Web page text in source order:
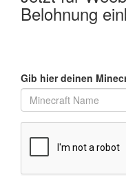
Belohnung
Gib hier deinen